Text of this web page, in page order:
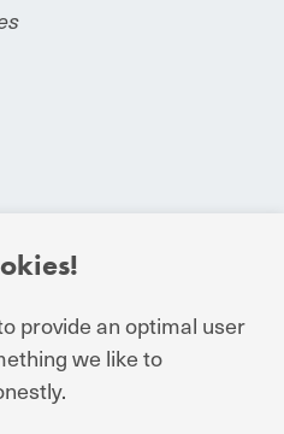
2023
de contratación
para relaciones de
externas
provide an optimal user
we like to